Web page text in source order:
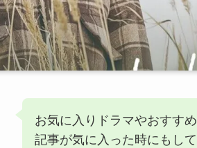
お気に入りドラマやおすす
記事が気に入った時にもし